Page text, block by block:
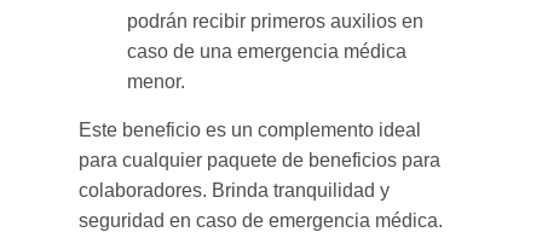
podrán recibir primeros auxilios en
caso de una emergencia médica
menor.
Este beneficio es un complemento ideal
para cualquier paquete de beneficios para
colaboradores. Brinda tranquilidad y
seguridad en caso de emergencia médica.